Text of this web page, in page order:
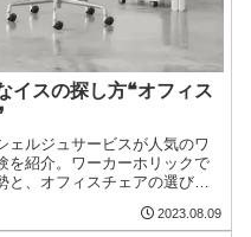
イスの探し方❝オフィス
ェルジュサービスが人気のワ
を紹介。ワーカーホリックで
、オフィスチェアの選び方
2023.08.09